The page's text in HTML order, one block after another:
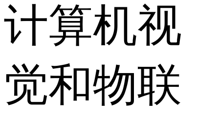
计算机视
觉和物联